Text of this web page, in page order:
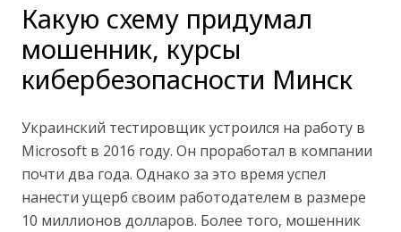
Какую схему придумал
мошенник, курсы
кибербезопасности Минск
Украинский тестировщик устроился на работу в
Microsoft в 2016 году. Он проработал в компании
почти два года. Однако за это время успел
нанести ущерб своим работодателем в размере
10 миллионов долларов. Более того, мошенник